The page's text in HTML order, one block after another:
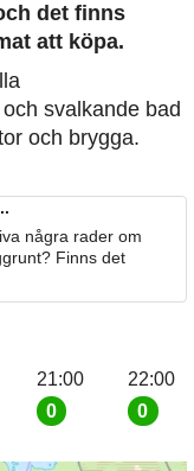
det finns
att köpa.
svalkande bad
och brygga.
några rader om
Finns det
21:00
0
22:00
0